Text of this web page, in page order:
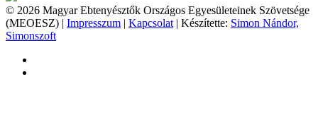
© 2026 Magyar Ebtenyésztők Országos Egyesületeinek Szövetsége
(MEOESZ) | Impresszum | Kapcsolat | Készítette: Simon Nándor,
Simonszoft